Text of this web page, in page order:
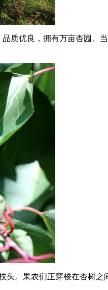
质优良，拥有万亩杏园。
。果农们正穿梭在杏树之